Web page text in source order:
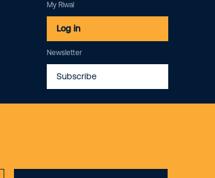
My Riwal
Log in
Newsletter
Subscribe